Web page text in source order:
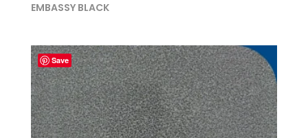
EMBASSY BLACK
Save